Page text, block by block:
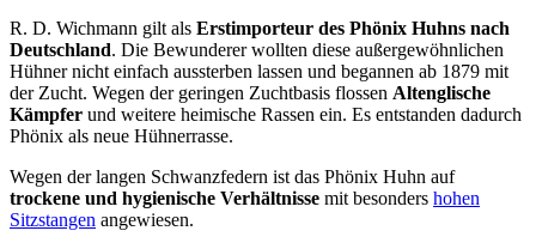
R. D. Wichmann gilt als Erstimporteur des Phönix Huhns nach
Deutschland. Die Bewunderer wollten diese außergewöhnlichen
Hühner nicht einfach aussterben lassen und begannen ab 1879 mit
der Zucht. Wegen der geringen Zuchtbasis flossen Altenglische
Kämpfer und weitere heimische Rassen ein. Es entstanden dadurch
Phönix als neue Hühnerrasse.
Wegen der langen Schwanzfedern ist das Phönix Huhn auf
trockene und hygienische Verhältnisse mit besonders hohen
Sitzstangen angewiesen.